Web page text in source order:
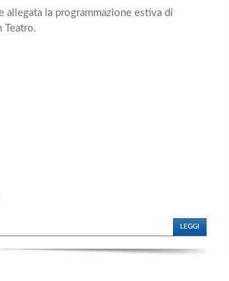
allegata la programmazione estiva di
Teatro.
LEGGI